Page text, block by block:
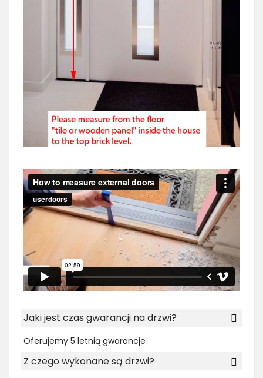
Jaki jest czas gwarancji na drzwi?
Oferujemy 5 letnią gwarancje
Z czego wykonane są drzwi?